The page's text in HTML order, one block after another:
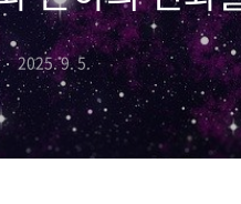
2025. 9. 5.